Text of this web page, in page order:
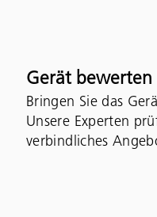
Gerät bewerten
Bringen Sie das
Unsere Experten
verbindliches